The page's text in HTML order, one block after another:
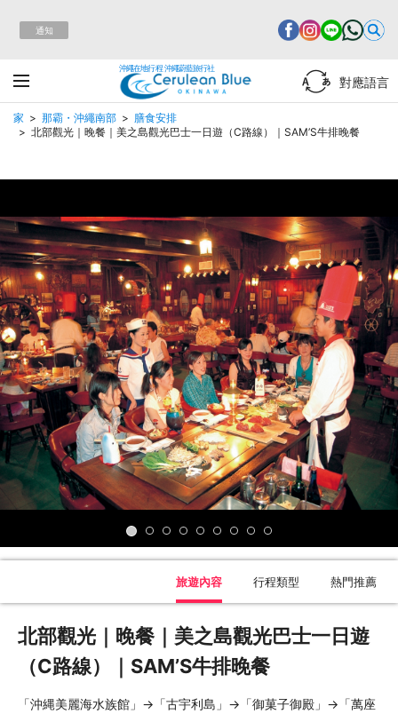
通知
沖繩在地行程 沖繩蔚藍旅行社
對應語言
家 那霸・沖繩南部
膳食安排
北部觀光｜晚餐｜美之島觀光巴士一日遊（C路線）｜SAM’S牛排晚餐
旅遊內容 行程類型 熱門推薦
北部觀光｜晚餐｜美之島觀光巴士一日遊
（C路線）｜SAM’S牛排晚餐
「沖縄美麗海水族館」→「古宇利島」→「御菓子御殿」→「萬座